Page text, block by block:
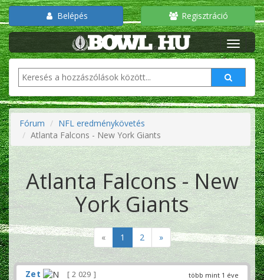
Belépés Regisztráció
Fórum
NFL eredménykövetés
Atlanta Falcons - New York Giants
Atlanta Falcons - New
York Giants
« 1 2 »
több mint 1 éve
Zet
2 029